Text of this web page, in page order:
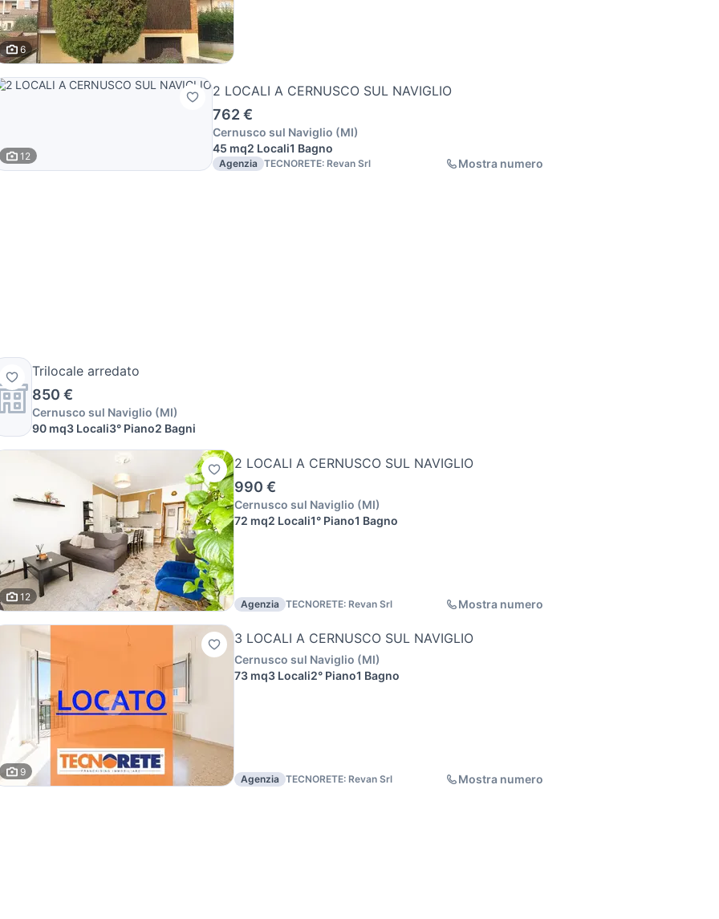
6
12
2 LOCALI A CERNUSCO SUL NAVIGLIO
762 €
Cernusco sul Naviglio (MI)
45 mq2 Locali1 Bagno
Agenzia TECNORETE: Revan Srl Mostra numero
Trilocale arredato
850 €
Cernusco sul Naviglio (MI)
90 mq3 Locali3° Piano2 Bagni
12
2 LOCALI A CERNUSCO SUL NAVIGLIO
990 €
Cernusco sul Naviglio (MI)
72 mq2 Locali1° Piano1 Bagno
Agenzia TECNORETE: Revan Srl Mostra numero
9
3 LOCALI A CERNUSCO SUL NAVIGLIO
Cernusco sul Naviglio (MI)
73 mq3 Locali2° Piano1 Bagno
Agenzia TECNORETE: Revan Srl Mostra numero